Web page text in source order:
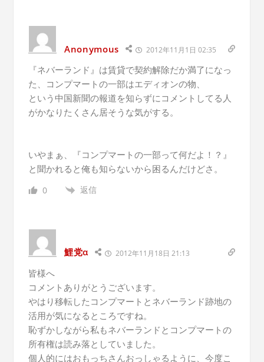
Anonymous 2012年11月1日 02:35
『ネバーランド』は賃貸で契約解除だか満了になっ
た、コンプマートの一部はエディオンの物、
という中国新聞の報道を知らずにコメントしてる人
がかなりたくさん居そうな気がする。
いやまぁ、『コンプマートの一部って何だよ！？』
と聞かれると俺も知らないから困るんだけどさ。
0 返信
鯉党α 2012年11月18日 21:13
皆様へ
コメントありがとうございます。
やはり移転したコンプマートとネバーランド跡地の
活用が気になるところですね。
恥ずかしながら私もネバーランドとコンプマートの
所有権は読み落としていました。
個人的にはおもっちさんおっしゃるように、今度こ